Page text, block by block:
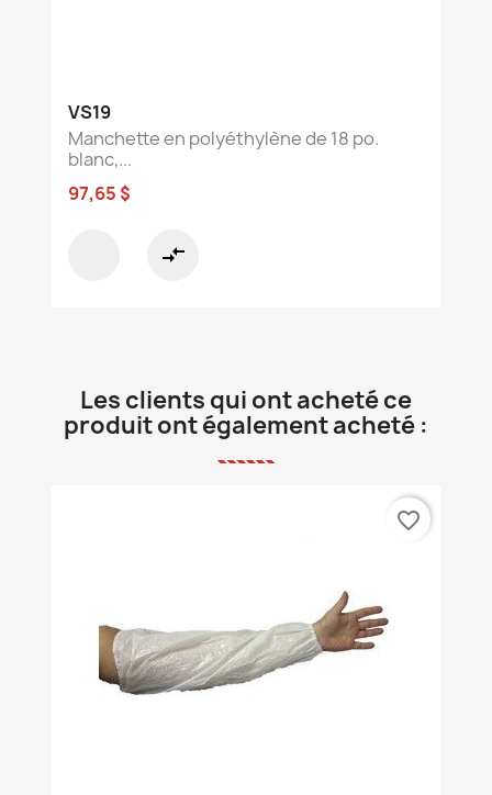
VS19
Manchette en polyéthylène de 18 po.
blanc,...
97,65 $
compare_arrows
Les clients qui ont acheté ce
produit ont également acheté :
favorite_border